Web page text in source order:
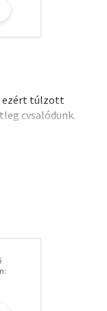
ezért túlzott
cvsalódunk.